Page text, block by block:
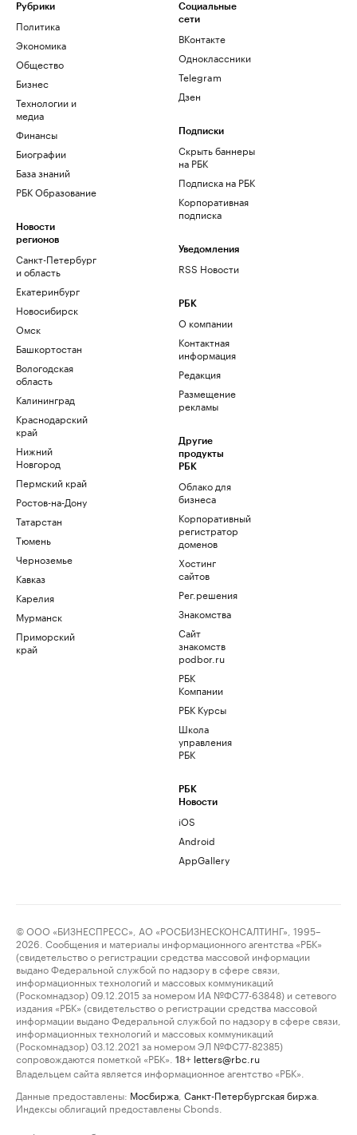
Рубрики
Политика
Экономика
Общество
Бизнес
Технологии и
медиа
Финансы
Биографии
База знаний
РБК Образование
Новости
регионов
Санкт-Петербург
и область
Екатеринбург
Новосибирск
Омск
Башкортостан
Вологодская
область
Калининград
Краснодарский
край
Нижний
Новгород
Пермский край
Ростов-на-Дону
Татарстан
Тюмень
Черноземье
Кавказ
Карелия
Мурманск
Приморский
край
Социальные
сети
ВКонтакте
Одноклассники
Telegram
Дзен
Подписки
Скрыть баннеры
на РБК
Подписка на РБК
Корпоративная
подписка
Уведомления
RSS Новости
РБК
О компании
Контактная
информация
Редакция
Размещение
рекламы
Другие
продукты
РБК
Облако для
бизнеса
Корпоративный
регистратор
доменов
Хостинг
сайтов
Рег.решения
Знакомства
Сайт
знакомств
podbor.ru
РБК
Компании
РБК Курсы
Школа
управления
РБК
РБК
Новости
iOS
Android
AppGallery
© ООО «БИЗНЕСПРЕСС», АО «РОСБИЗНЕСКОНСАЛТИНГ», 1995–
2026. Сообщения и материалы информационного агентства «РБК»
(свидетельство о регистрации средства массовой информации
выдано Федеральной службой по надзору в сфере связи,
информационных технологий и массовых коммуникаций
(Роскомнадзор) 09.12.2015 за номером ИА №ФС77-63848) и сетевого
издания «РБК» (свидетельство о регистрации средства массовой
информации выдано Федеральной службой по надзору в сфере связи,
информационных технологий и массовых коммуникаций
(Роскомнадзор) 03.12.2021 за номером ЭЛ №ФС77-82385)
сопровождаются пометкой «РБК».
18+ letters@rbc.ru
Владельцем сайта является информационное агентство «РБК».
Данные предоставлены: Мосбиржа Санкт-Петербургская биржа
Индексы облигаций предоставлены Cbonds.